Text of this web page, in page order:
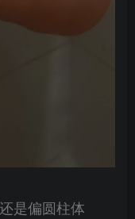
是偏圆柱体